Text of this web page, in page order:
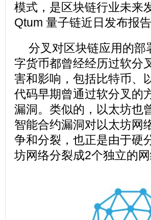
模式，是区块链行业未来
Qtum 量子链近日发布报
分叉对区块链应用的部
字货币都曾经经历过软分
害和影响，包括比特币、
代码早期曾通过软分叉的
漏洞。类似的，以太坊也
智能合约漏洞对以太坊网
争和分裂，也正是由于硬
坊网络分裂成2个独立的